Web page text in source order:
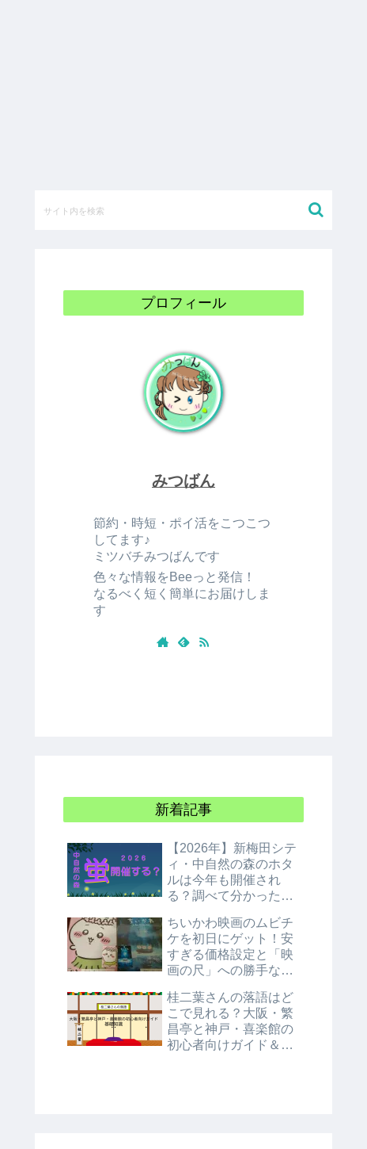
プロフィール
みつばん
節約・時短・ポイ活をこつこつ
してます♪
ミツバチみつばんです
色々な情報をBeeっと発信！
なるべく短く簡単にお届けしま
す
新着記事
【2026年】新梅田シテ
ィ・中自然の森のホタ
ルは今年も開催され
る？調べて分かった衝
ちいかわ映画のムビチ
ケを初日にゲット！安
すぎる価格設定と「映
画の尺」への勝手な考
桂二葉さんの落語はど
こで見れる？大阪・繁
昌亭と神戸・喜楽館の
初心者向けガイド＆基